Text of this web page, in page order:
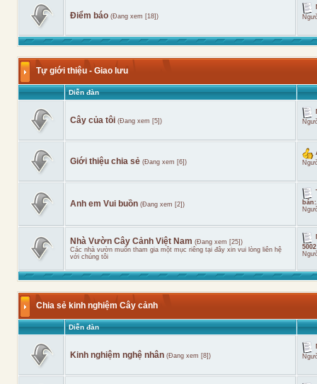
Điểm báo (Đang xem [18])
Tự giới thiệu - Giao lưu
Diễn đàn
Cây của tôi (Đang xem [5])
Giới thiệu chia sẻ (Đang xem [6])
Anh em Vui buồn (Đang xem [2])
Nhà Vườn Cây Cảnh Việt Nam (Đang xem [25])
Các nhà vườn muốn tham gia một mục riêng tại đây xin vui lòng liên hệ
với chúng tôi
5002
Chia sẻ kinh nghiệm Cây cảnh
Diễn đàn
Kinh nghiệm nghệ nhân (Đang xem [8])